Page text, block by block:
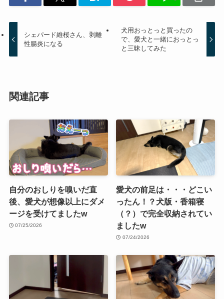
シェパード維桜さん、剥離
性腸炎になる
犬用おっとっと買ったの
で、愛犬と一緒におっとっ
と三昧してみた
関連記事
自分のおしりを嗅いだ直
後、愛犬が想像以上にダメ
ージを受けてましたw
07/25/2026
愛犬の前足は・・・どこい
ったん！？犬版・香箱寝
（？）で完全収納されてい
ましたw
07/24/2026